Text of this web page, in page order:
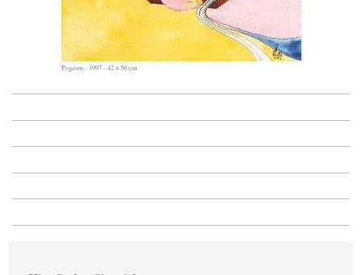
Pegasus - 1997 - 42 x 56 cm